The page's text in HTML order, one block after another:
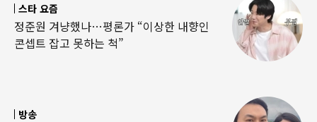
스타 요즘
정준원 겨냥했나…평론가 “이상한 내향인
콘셉트 잡고 못하는 척”
방송